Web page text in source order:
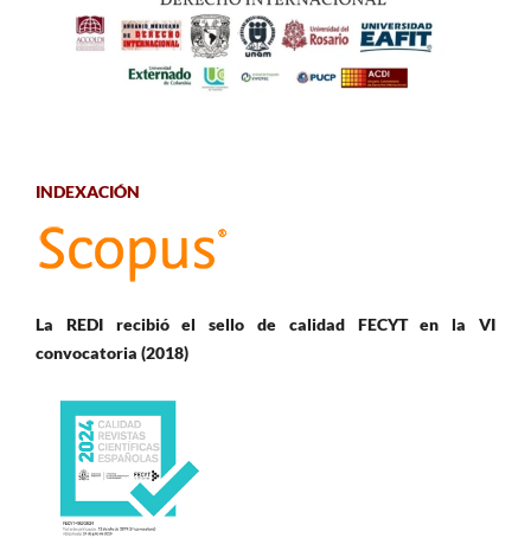
INDEXACIÓN
La REDI recibió el sello de calidad FECYT en la VI
convocatoria (2018)